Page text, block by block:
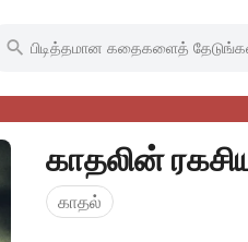

காதலின்
காதல்